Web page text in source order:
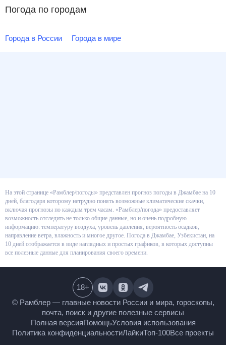
Погода по городам
Города в России Города в мире
На этой странице «Рамблер/погоды» представлен прогноз погоды в
Джамбае на 10 дней, благодаря которому нетрудно понять возможные
климатические скачки, включая прогнозы по каждым трем часам.
«Рамблер/погода» предоставляет возможность отследить не только
общие данные, но и очень подробную информацию: температуру воздуха,
уровень давления, вероятность осадков, направление ветра, влажность и
многое другое. Погода в Джамбае, Узбекистан, на 10 дней отображается
в виде наглядных и простых графиков, в которых доступны все полезные
© Рамблер — главные новости России и мира,
гороскопы, почта, поиск и другие полезные сервисы
Полная версияПомощьУсловия использования
18+